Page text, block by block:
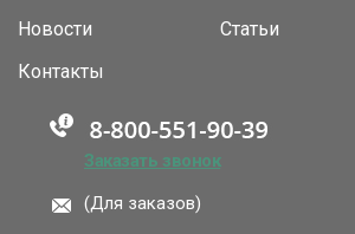
Новости
Статьи
Контакты
Заказать звонок
(Для заказов)